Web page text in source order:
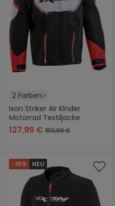
2 Farben
Ixon Striker Air Kinder
Motorrad Textiljacke
127,99 € 159,99 €
-15% NEU